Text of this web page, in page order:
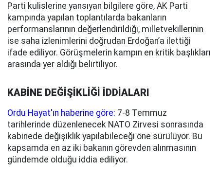
Parti kulislerine yansıyan bilgilere göre, AK Parti
kampında yapılan toplantılarda bakanların
performanslarının değerlendirildiği, milletvekillerinin
ise saha izlenimlerini doğrudan Erdoğan’a ilettiği
ifade ediliyor. Görüşmelerin kampın en kritik başlıkları
arasında yer aldığı belirtiliyor.
KABİNE DEĞİŞİKLİĞİ İDDİALARI
Ordu Hayat'ın haberine göre: 7-8 Temmuz
tarihlerinde düzenlenecek NATO Zirvesi sonrasında
kabinede değişiklik yapılabileceği öne sürülüyor. Bu
kapsamda en az iki bakanın görevden alınmasının
gündemde olduğu iddia ediliyor.